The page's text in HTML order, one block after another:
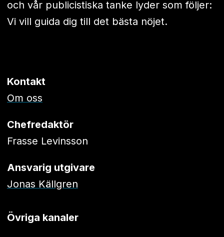
och vår publicistiska tanke lyder som följer:
Vi vill guida dig till det bästa nöjet.
Kontakt
Om oss
Chefredaktör
Frasse Levinsson
Ansvarig utgivare
Jonas Källgren
Övriga kanaler